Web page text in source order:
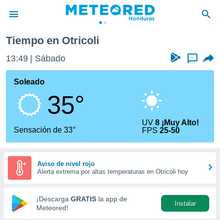
de
ha sido
calidad.
a este
las
y
forma
digital
basada
Tiempo en Otricoli
13:49 Sábado ...
Soleado
35°
Sensación de 33°
UV8 ¡Muy Alto!
FPS25-50
Aviso de nivel rojo
Alerta extrema por altas temperaturas en Otricoli hoy
¡Descarga GRATIS la app de
Meteored!
Instalar